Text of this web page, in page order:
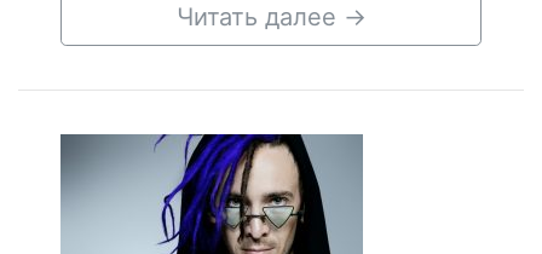
Читать далее →